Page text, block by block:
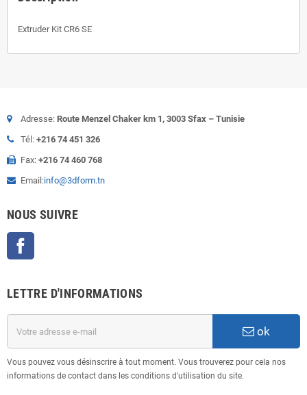
Extruder Kit CR6 SE
Adresse: Route Menzel Chaker km 1, 3003 Sfax – Tunisie
Tél: +216 74 451 326
Fax: +216 74 460 768
Email:info@3dform.tn
NOUS SUIVRE
LETTRE D'INFORMATIONS
ok
Vous pouvez vous désinscrire à tout moment. Vous trouverez pour cela nos
informations de contact dans les conditions d'utilisation du site.